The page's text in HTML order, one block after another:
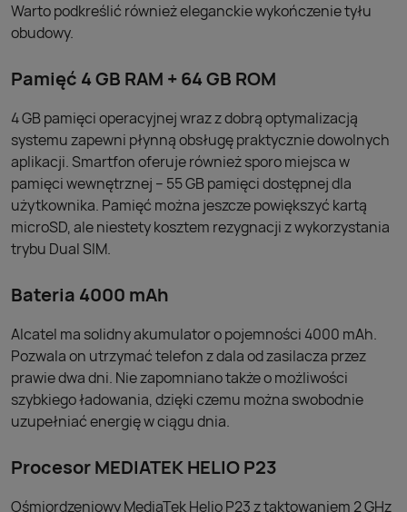
Warto podkreślić również eleganckie wykończenie tyłu
obudowy.
Pamięć 4 GB RAM + 64 GB ROM
4 GB pamięci operacyjnej wraz z dobrą optymalizacją
systemu zapewni płynną obsługę praktycznie dowolnych
aplikacji. Smartfon oferuje również sporo miejsca w
pamięci wewnętrznej – 55 GB pamięci dostępnej dla
użytkownika. Pamięć można jeszcze powiększyć kartą
microSD, ale niestety kosztem rezygnacji z wykorzystania
trybu Dual SIM.
Bateria 4000 mAh
Alcatel ma solidny akumulator o pojemności 4000 mAh.
Pozwala on utrzymać telefon z dala od zasilacza przez
prawie dwa dni. Nie zapomniano także o możliwości
szybkiego ładowania, dzięki czemu można swobodnie
uzupełniać energię w ciągu dnia.
Procesor MEDIATEK HELIO P23
Ośmiordzeniowy MediaTek Helio P23 z taktowaniem 2 GHz